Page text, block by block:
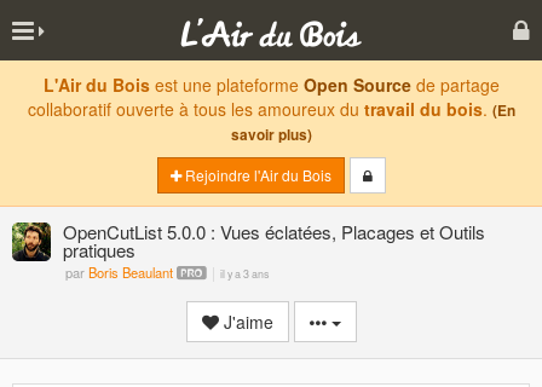
L'Air du Boisest une plateforme Open Sourcede partage
collaboratif ouverte à tous les amoureux du travail du bois. (En
savoir plus)
Rejoindre l'Air du Bois
OpenCutList 5.0.0 : Vues éclatées, Placages et Outils
pratiques
parBoris Beaulant il y a 3 ans
J'aime